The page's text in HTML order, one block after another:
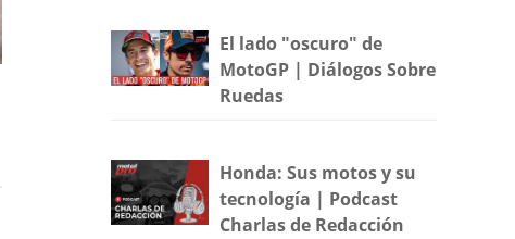
El lado "oscuro" de
MotoGP | Diálogos Sobre
Ruedas
Honda: Sus motos y su
tecnología | Podcast
Charlas de Redacción